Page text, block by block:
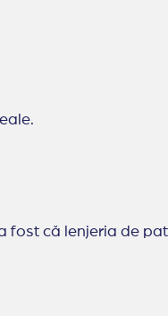
fost că lenjeria de